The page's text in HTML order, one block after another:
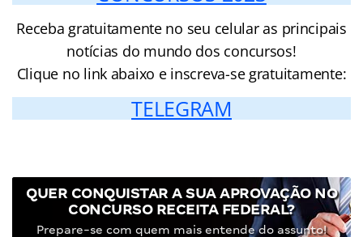
Receba gratuitamente no seu celular as principais
notícias do mundo dos concursos!
Clique no link abaixo e inscreva-se gratuitamente:
TELEGRAM
QUER CONQUISTAR A SUA APROVAÇÃO NO
CONCURSO RECEITA FEDERAL?
Prepare-se com quem mais entende do assunto!